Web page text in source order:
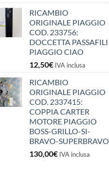
RICAMBIO
ORIGINALE PIAGGIO
COD. 233756:
DOCCETTA PASSAFILI
PIAGGIO CIAO
12,50€ IVA inclusa
RICAMBIO
ORIGINALE PIAGGIO
COD. 2337415:
COPPIA CARTER
MOTORE PIAGGIO
BOSS-GRILLO-SI-
BRAVO-SUPERBRAVO
130,00€ IVA inclusa